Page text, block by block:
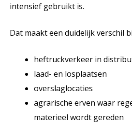
intensief gebruikt is.
Dat maakt een duidelijk verschil
heftruckverkeer in
laad- en losplaatsen
overslaglocaties
agrarische erven waar
materieel wordt gereden